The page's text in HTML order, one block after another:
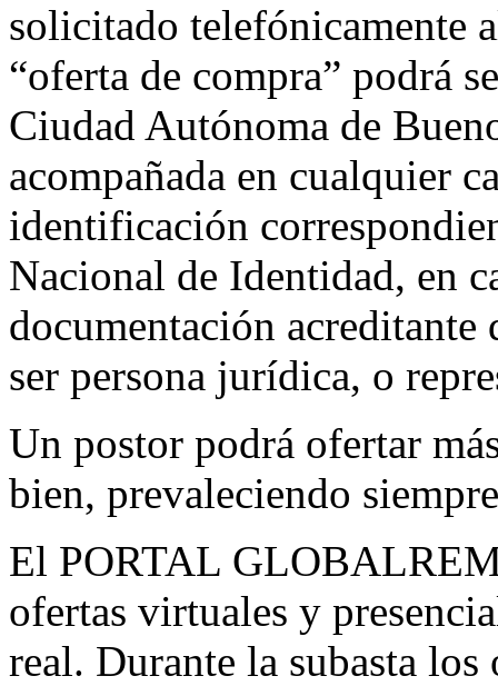
solicitado telefónicamente
“oferta de compra” podrá
Ciudad Autónoma de
acompañada en cualquier
identificación
Nacional de Identidad, en
documentación acreditante
ser persona jurídica, o
Un postor podrá ofertar
bien, prevaleciendo
El PORTAL
ofertas virtuales y
real. Durante la subasta